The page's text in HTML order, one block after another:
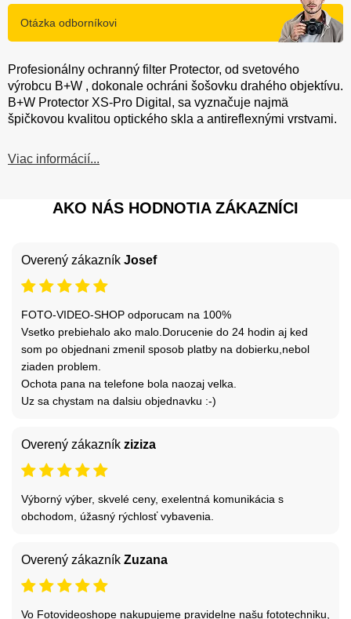
Otázka odborníkovi
Profesionálny ochranný filter Protector, od svetového
výrobcu B+W , dokonale ochráni šošovku drahého objektívu.
B+W Protector XS-Pro Digital, sa vyznačuje najmä
špičkovou kvalitou optického skla a antireflexnými vrstvami.
Viac informácií...
AKO NÁS HODNOTIA ZÁKAZNÍCI
Overený zákazník Josef
FOTO-VIDEO-SHOP odporucam na 100%
Vsetko prebiehalo ako malo.Dorucenie do 24 hodin aj ked
som po objednani zmenil sposob platby na dobierku,nebol
ziaden problem.
Ochota pana na telefone bola naozaj velka.
Uz sa chystam na dalsiu objednavku :-)
Overený zákazník ziziza
Výborný výber, skvelé ceny, exelentná komunikácia s
obchodom, úžasný rýchlosť vybavenia.
Overený zákazník Zuzana
Vo Fotovideoshope nakupujeme pravidelne našu fototechniku,